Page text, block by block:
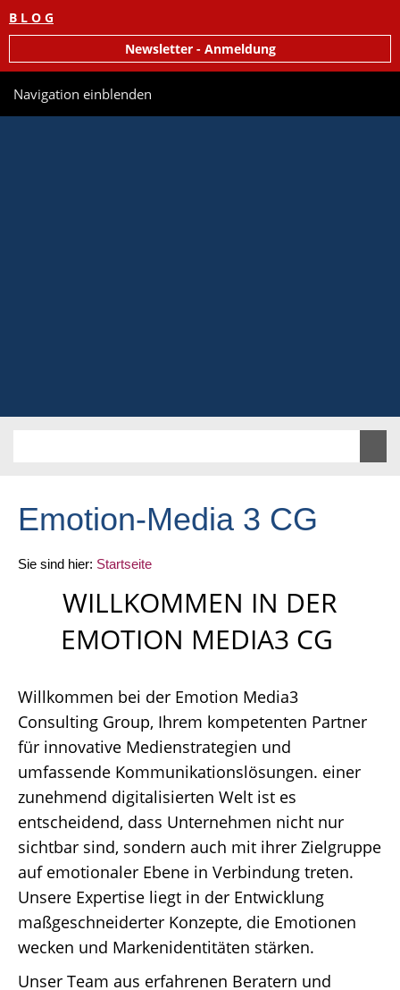
B L O G
Newsletter - Anmeldung
Navigation einblenden
Emotion-Media 3 CG
Sie sind hier: Startseite
WILLKOMMEN IN DER
EMOTION MEDIA3 CG
Willkommen bei der Emotion Media3
Consulting Group, Ihrem kompetenten Partner
für innovative Medienstrategien und
umfassende Kommunikationslösungen. einer
zunehmend digitalisierten Welt ist es
entscheidend, dass Unternehmen nicht nur
sichtbar sind, sondern auch mit ihrer Zielgruppe
auf emotionaler Ebene in Verbindung treten.
Unsere Expertise liegt in der Entwicklung
maßgeschneiderter Konzepte, die Emotionen
wecken und Markenidentitäten stärken.
Unser Team aus erfahrenen Beratern und